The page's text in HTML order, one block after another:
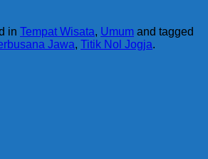
in Tempat Wisata, Umum and tagged
Jawa, Titik Nol Jogja.